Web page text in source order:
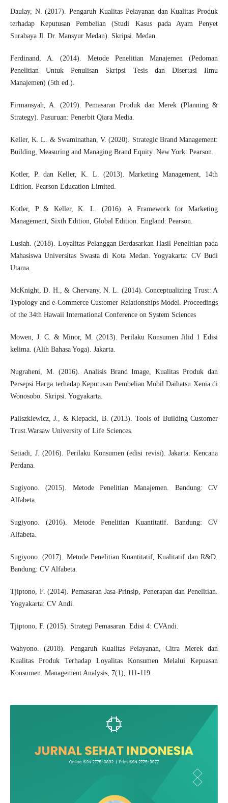
Daulay, N. (2017). Pengaruh Kualitas Pelayanan dan Kualitas Produk
terhadap Keputusan Pembelian (Studi Kasus pada Ayam Penyet
Surabaya Jl. Dr. Mansyur Medan). Skripsi. Medan.
Ferdinand, A. (2014). Metode Penelitian Manajemen (Pedoman
Penelitian Untuk Penulisan Skripsi Tesis dan Disertasi Ilmu
Manajemen) (5th ed.).
Firmansyah, A. (2019). Pemasaran Produk dan Merek (Planning &
Strategy). Pasuruan: Penerbit Qiara Media.
Keller, K. L. & Swaminathan, V. (2020). Strategic Brand Management:
Building, Measuring and Managing Brand Equity. New York: Pearson.
Kotler, P. dan Keller, K. L. (2013). Marketing Management, 14th
Edition. Pearson Education Limited.
Kotler, P & Keller, K. L. (2016). A Framework for Marketing
Management, Sixth Edition, Global Edition. England: Pearson.
Lusiah. (2018). Loyalitas Pelanggan Berdasarkan Hasil Penelitian pada
Mahasiswa Universitas Swasta di Kota Medan. Yogyakarta: CV Budi
Utama.
McKnight, D. H., & Chervany, N. L. (2014). Conceptualizing Trust: A
Typology and e-Commerce Customer Relationships Model. Proceedings
of the 34th Hawaii International Conference on System Sciences
Mowen, J. C. & Minor, M. (2013). Perilaku Konsumen Jilid 1 Edisi
kelima. (Alih Bahasa Yoga). Jakarta.
Nugraheni, M. (2016). Analisis Brand Image, Kualitas Produk dan
Persepsi Harga terhadap Keputusan Pembelian Mobil Daihatsu Xenia di
Wonosobo. Skripsi. Yogyakarta.
Paliszkiewicz, J., & Klepacki, B. (2013). Tools of Building Customer
Trust.Warsaw University of Life Sciences.
Setiadi, J. (2016). Perilaku Konsumen (edisi revisi). Jakarta: Kencana
Perdana.
Sugiyono. (2015). Metode Penelitian Manajemen. Bandung: CV
Alfabeta.
Sugiyono. (2016). Metode Penelitian Kuantitatif. Bandung: CV
Alfabeta.
Sugiyono. (2017). Metode Penelitian Kuantitatif, Kualitatif dan R&D.
Bandung: CV Alfabeta.
Tjiptono, F. (2014). Pemasaran Jasa-Prinsip, Penerapan dan Penelitian.
Yogyakarta: CV Andi.
Tjiptono, F. (2015). Strategi Pemasaran. Edisi 4: CVAndi.
Wahyono. (2018). Pengaruh Kualitas Pelayanan, Citra Merek dan
Kualitas Produk Terhadap Loyalitas Konsumen Melalui Kepuasan
Konsumen. Management Analysis, 7(1), 111-119.